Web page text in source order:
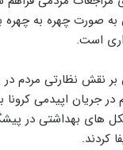
به صورت چهره به چهره
است.
نقش نظارتی مردم در
جریان اپیدمی کرونا
های بهداشتی در
کردند.